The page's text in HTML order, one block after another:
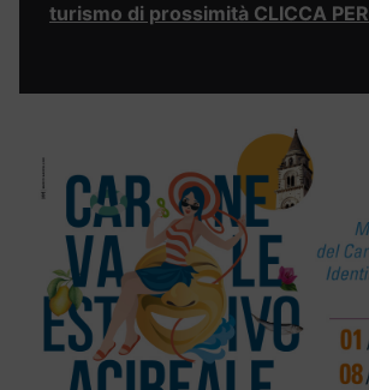
turismo di prossimità CLICCA PER